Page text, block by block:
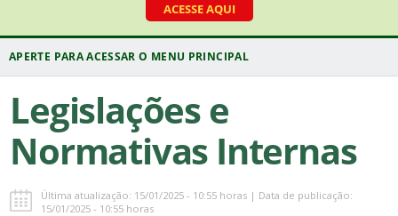
ACESSE AQUI
Legislações e
Normativas Internas
Última atualização: 15/01/2025 - 10:55 horas | Data de publicação:
15/01/2025 - 10:55 horas